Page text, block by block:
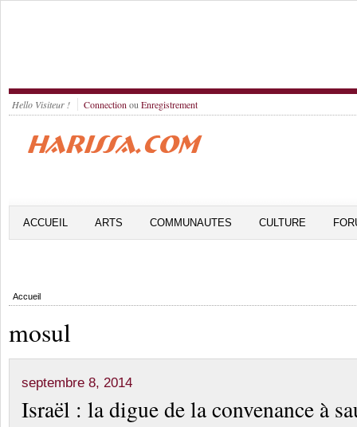
Hello Visiteur ! Connection ou Enregistrement
ACCUEIL ARTS COMMUNAUTES CULTURE
Accueil
mosul
septembre 8, 2014
Israël : la digue de la convenance à